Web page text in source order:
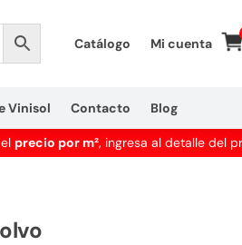
Catálogo Mi cuenta
Vinisol Contacto Blog
precio por m², ingresa al detalle del